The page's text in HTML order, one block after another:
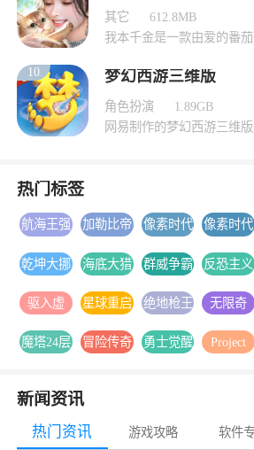
其它
612.8MB
10 梦幻西游三维版
角色扮演
1.89GB
热门标签
航海王强
游下载安
装
加勒比帝
像素时代
像素时代
版下载
乾坤大挪
新版下载
海底大猎
兰蒂斯安
卓游戏下
载
群威争霸
版下载
反恐主义
驱入虚
本更新安
载
星球重启
安装
绝地枪王
游戏下载
无限奇
内置1折
魔塔24层
下载
冒险传奇
勇士觉醒
Project
新闻资讯
热门资讯 游戏攻略 软件